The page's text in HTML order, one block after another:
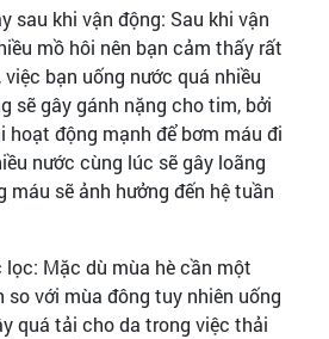
sau khi vận động: Sau khi vận
mồ hôi nên bạn cảm thấy rất
bạn uống nước quá nhiều
sẽ gây gánh nặng cho tim, bởi
hoạt động mạnh để bơm máu đi
nước cùng lúc sẽ gây loãng
máu sẽ ảnh hưởng đến hệ tuần
lọc: Mặc dù mùa hè cần một
so với mùa đông tuy nhiên uống
quá tải cho da trong việc thải